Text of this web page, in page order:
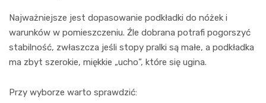
Najważniejsze jest dopasowanie podkładki do nóżek i
warunków w pomieszczeniu. Źle dobrana potrafi pogorszyć
stabilność, zwłaszcza jeśli stopy pralki są małe, a podkładka
ma zbyt szerokie, miękkie „ucho”, które się ugina.
Przy wyborze warto sprawdzić: